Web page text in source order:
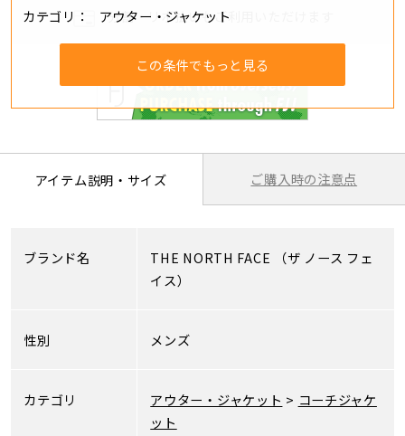
カテゴリ
アウター・ジャケット
この条件でもっと見る
分割・リボ払いもご利用いただけます
アイテム説明・サイズ ご購入時の注意点
ブランド名 THE NORTH FACE （ザ ノース フェ
イス）
性別 メンズ
カテゴリ アウター・ジャケット > コーチジャケ
ット